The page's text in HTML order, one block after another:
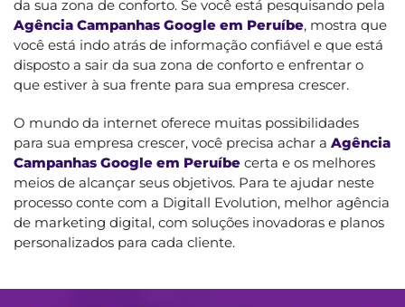
da sua zona de conforto. Se você está pesquisando pela
Agência Campanhas Google em Peruíbe, mostra que
você está indo atrás de informação confiável e que está
disposto a sair da sua zona de conforto e enfrentar o
que estiver à sua frente para sua empresa crescer.
O mundo da internet oferece muitas possibilidades
para sua empresa crescer, você precisa achar a Agência
Campanhas Google em Peruíbe certa e os melhores
meios de alcançar seus objetivos. Para te ajudar neste
processo conte com a Digitall Evolution, melhor agência
de marketing digital, com soluções inovadoras e planos
personalizados para cada cliente.